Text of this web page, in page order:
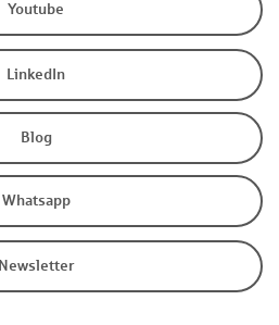
Youtube
LinkedIn
Blog
Whatsapp
Newsletter